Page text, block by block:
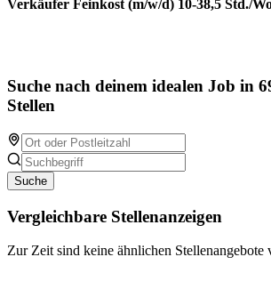
Verkäufer Feinkost (m/w/d) 10-38,5 Std./
Suche nach deinem idealen Job in
Stellen
Suche
Vergleichbare Stellenanzeigen
Zur Zeit sind keine ähnlichen Stellenangebote